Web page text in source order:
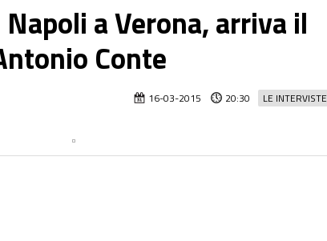
a Verona, arriva il
Conte
LE INTERVISTE
16-03-2015 20:30